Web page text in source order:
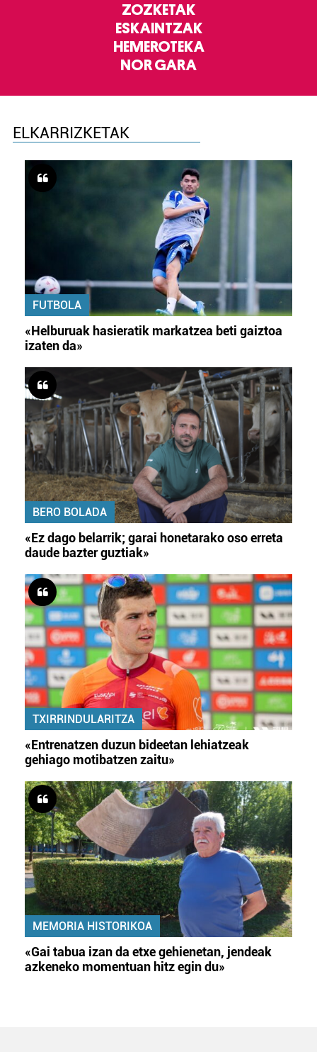
ZOZKETAK
ESKAINTZAK
HEMEROTEKA
NOR GARA
ELKARRIZKETAK
FUTBOLA
«Helburuak hasieratik markatzea beti gaiztoa
izaten da»
BERO BOLADA
«Ez dago belarrik; garai honetarako oso erreta
daude bazter guztiak»
TXIRRINDULARITZA
«Entrenatzen duzun bideetan lehiatzeak
gehiago motibatzen zaitu»
MEMORIA HISTORIKOA
«Gai tabua izan da etxe gehienetan, jendeak
azkeneko momentuan hitz egin du»